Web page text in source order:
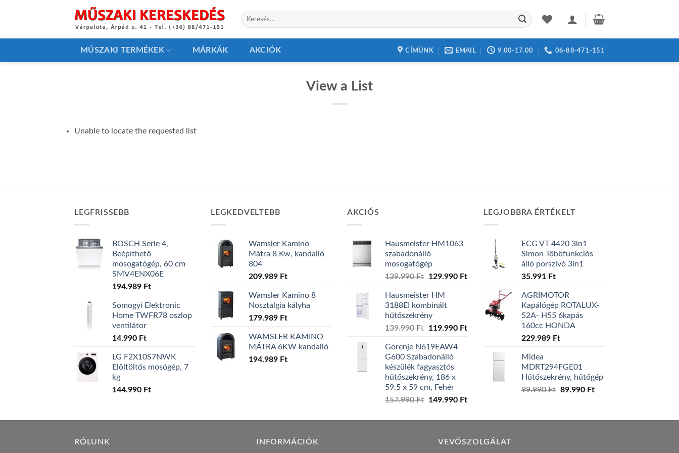
Keresés
a
MŰSZAKI TERMÉKEK MÁRKÁK AKCIÓK CÍMÜNK EMAIL 9.00-17.00 06-88-471-151
View a List
Unable to locate the requested list
LEGFRISSEBB
BOSCH Serie 4,
Beépíthető
mosogatógép, 60 cm
SMV4ENX06E
194.989 Ft
Somogyi Elektronic
Home TWFR78 oszlop
ventilátor
14.990 Ft
LG F2X10S7NWK
Elöltöltős mosógép, 7
kg
144.990 Ft
LEGKEDVELTEBB
Wamsler Kamino
Mátra 8 Kw, kandalló
804
209.989 Ft
Wamsler Kamino 8
Nosztalgia kályha
179.989 Ft
WAMSLER KAMINO
MÁTRA 6KW kandalló
194.989 Ft
AKCIÓS
Hausmeister HM1063
szabadonálló
mosogatógép
139.990Ft
Original
was:
139.990 Ft.
129.990 FtCurrent
129.990 Ft.
Hausmeister HM
3188EI kombinált
hűtőszekrény
139.990Ft
Original
was:
139.990 Ft.
119.990 FtCurrent
119.990 Ft.
Gorenje N619EAW4
G600 Szabadonálló
készülék fagyasztós
hűtőszekrény, 186 x
59.5 x 59 cm, Fehér
157.990Ft
Original
was:
149.990 FtCurrent
is:
LEGJOBBRA ÉRTÉKELT
ECG VT 4420 3in1
Simon Többfunkciós
álló porszívó 3in1
35.991 Ft
AGRIMOTOR
Kapálógép ROTALUX-
52A- H55 6kapás
160cc HONDA
229.989 Ft
Midea
MDRT294FGE01
Hűtőszekrény, hűtőgép
99.990Ft Original
99.990 Ft.
89.990 FtCurrent
89.990 Ft.
RÓLUNK INFORMÁCIÓK VEVŐSZOLGÁLAT